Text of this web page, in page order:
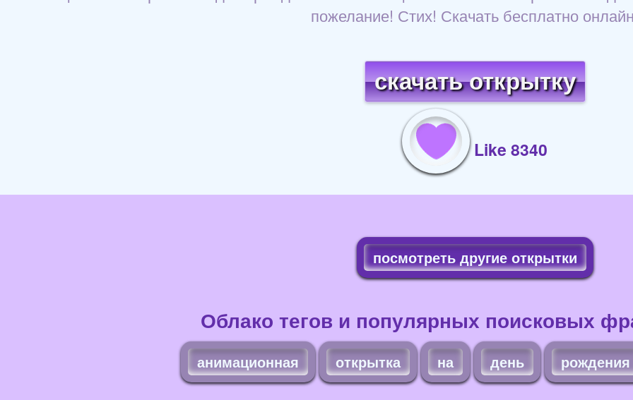
пожелание! Стих! Скачать бесплатно
скачать открытку
Like 8340
посмотреть другие открытки
Облако тегов и популярных поисковых
анимационная открытка на день рождения